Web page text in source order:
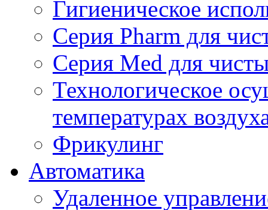
Гигиеническое
Серия Pharm для
Серия Med для
Технологическое
температурах
Фрикулинг
Автоматика
Удаленное